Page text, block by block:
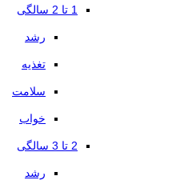
1 تا 2 سالگی
رشد
تغذیه
سلامت
خواب
2 تا 3 سالگی
رشد